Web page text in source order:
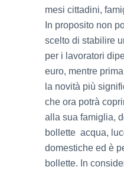
mesi cittadini,
In proposito non
scelto di stabilire
per i lavoratori
euro, mentre
la novità più
che ora potrà
alla sua famiglia,
bollette acqua,
domestiche ed è
bollette. In